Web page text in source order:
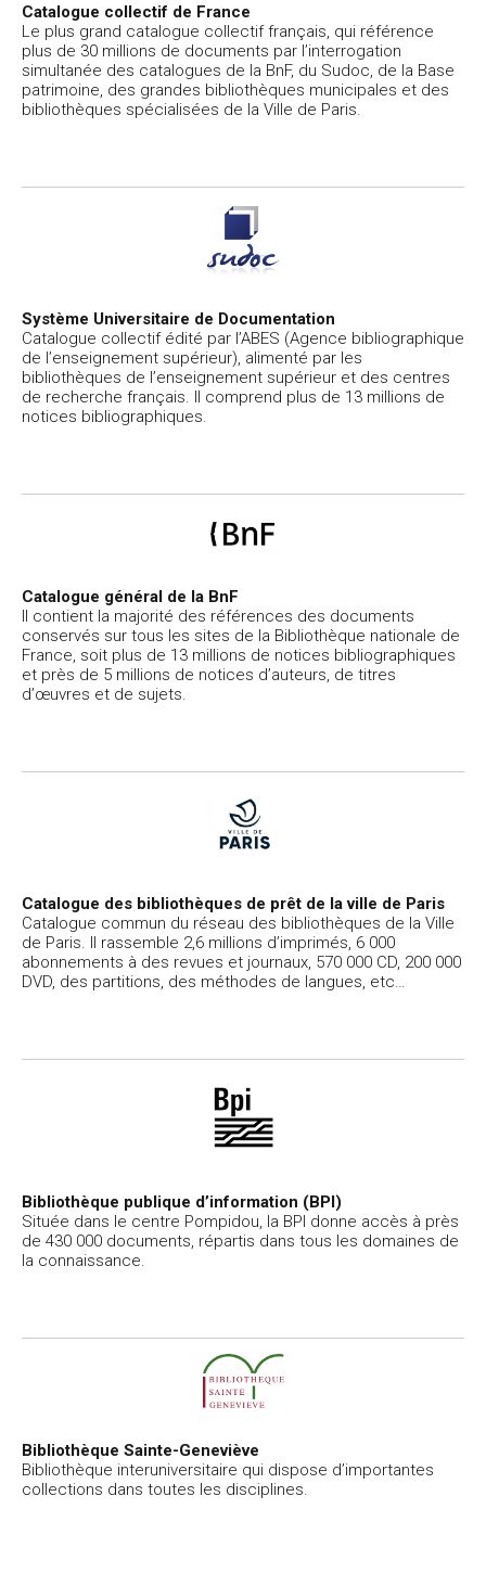
Catalogue collectif de France
Le plus grand catalogue collectif français, qui référence
plus de 30 millions de documents par l’interrogation
simultanée des catalogues de la BnF, du Sudoc, de la Base
patrimoine, des grandes bibliothèques municipales et des
bibliothèques spécialisées de la Ville de Paris.
Système Universitaire de Documentation
Catalogue collectif édité par l’ABES (Agence bibliographique
de l’enseignement supérieur), alimenté par les
bibliothèques de l’enseignement supérieur et des centres
de recherche français. Il comprend plus de 13 millions de
notices bibliographiques.
Catalogue général de la BnF
Il contient la majorité des références des documents
conservés sur tous les sites de la Bibliothèque nationale de
France, soit plus de 13 millions de notices bibliographiques
et près de 5 millions de notices d’auteurs, de titres
d’œuvres et de sujets.
Catalogue des bibliothèques de prêt de la ville de Paris
Catalogue commun du réseau des bibliothèques de la Ville
de Paris. Il rassemble 2,6 millions d’imprimés, 6 000
abonnements à des revues et journaux, 570 000 CD, 200 000
DVD, des partitions, des méthodes de langues, etc…
Bibliothèque publique d’information (BPI)
Située dans le centre Pompidou, la BPI donne accès à près
de 430 000 documents, répartis dans tous les domaines de
la connaissance.
Bibliothèque Sainte-Geneviève
Bibliothèque interuniversitaire qui dispose d’importantes
collections dans toutes les disciplines.